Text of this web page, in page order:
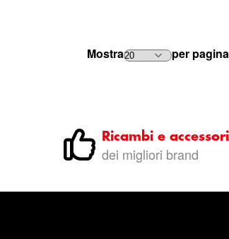
Mostra per pagina
Ricambi e accessori
dei migliori brand